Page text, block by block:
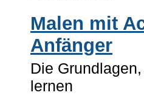
Malen mit
Anfänger
Die
lernen